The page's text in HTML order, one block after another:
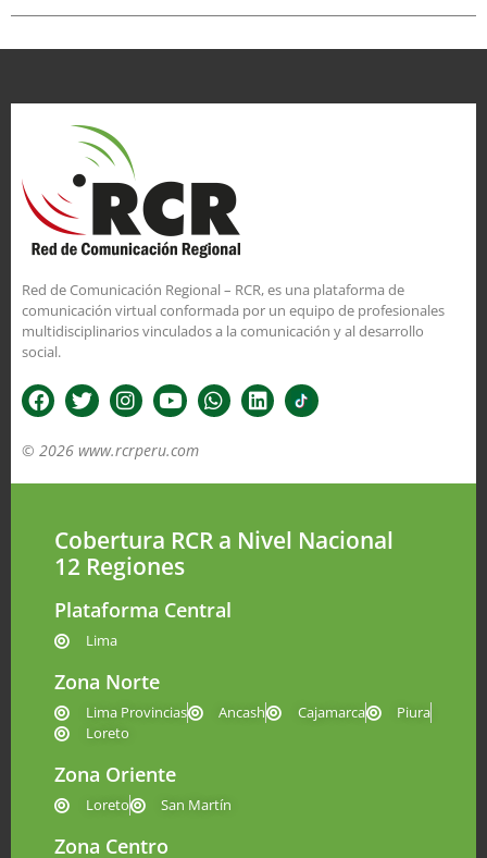
Red de Comunicación Regional – RCR, es una plataforma de
comunicación virtual conformada por un equipo de profesionales
multidisciplinarios vinculados a la comunicación y al desarrollo
social.
© 2026 www.rcrperu.com
Cobertura RCR a Nivel Nacional
12 Regiones
Plataforma Central
Lima
Zona Norte
Lima Provincias Ancash Cajamarca
Piura
Loreto
Zona Oriente
Loreto San Martín
Zona Centro